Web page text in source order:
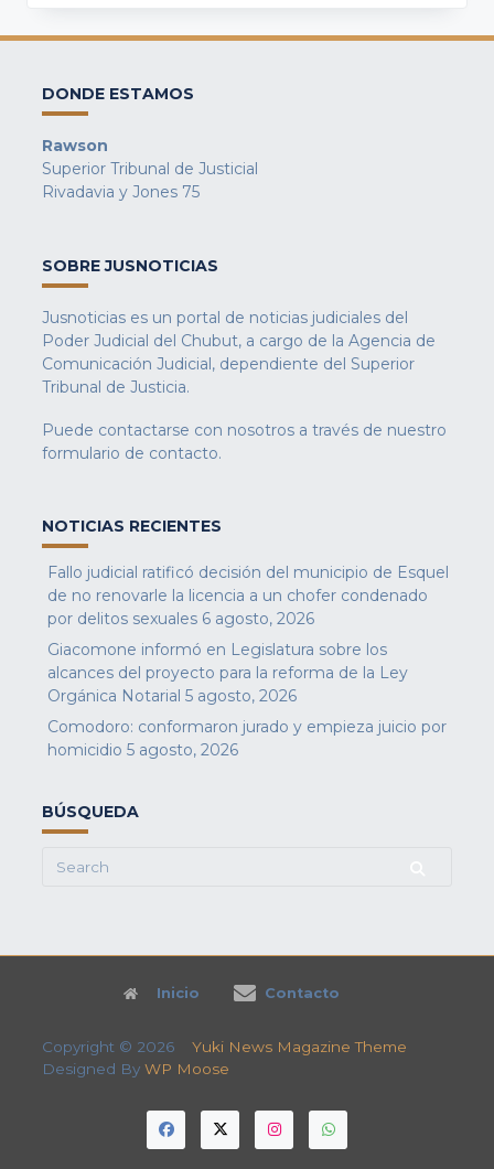
DONDE ESTAMOS
Rawson
Superior Tribunal de Justicial
Rivadavia y Jones 75
SOBRE JUSNOTICIAS
Jusnoticias es un portal de noticias judiciales del
Poder Judicial del Chubut, a cargo de la Agencia de
Comunicación Judicial, dependiente del Superior
Tribunal de Justicia.
Puede contactarse con nosotros a través de nuestro
formulario de contacto.
NOTICIAS RECIENTES
Fallo judicial ratificó decisión del municipio de Esquel
de no renovarle la licencia a un chofer condenado
por delitos sexuales 6 agosto, 2026
Giacomone informó en Legislatura sobre los
alcances del proyecto para la reforma de la Ley
Orgánica Notarial 5 agosto, 2026
Comodoro: conformaron jurado y empieza juicio por
homicidio 5 agosto, 2026
BÚSQUEDA
Search
Inicio Contacto
Copyright © 2026 Yuki News Magazine Theme
Designed By WP Moose